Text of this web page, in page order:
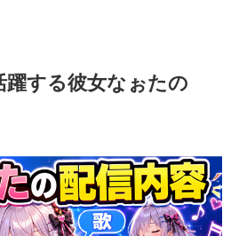
躍する彼女なぉたの